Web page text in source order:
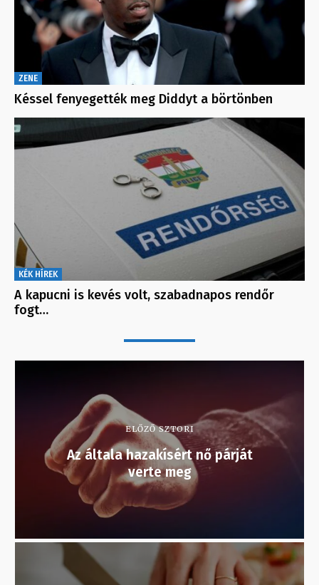
ZENE
Késsel fenyegették meg Diddyt a börtönben
KÉK HÍREK
A kapucni is kevés volt, szabadnapos rendőr
fogt…
ELŐZŐ SZTORI
Az általa hazakísért nő párját
verte meg